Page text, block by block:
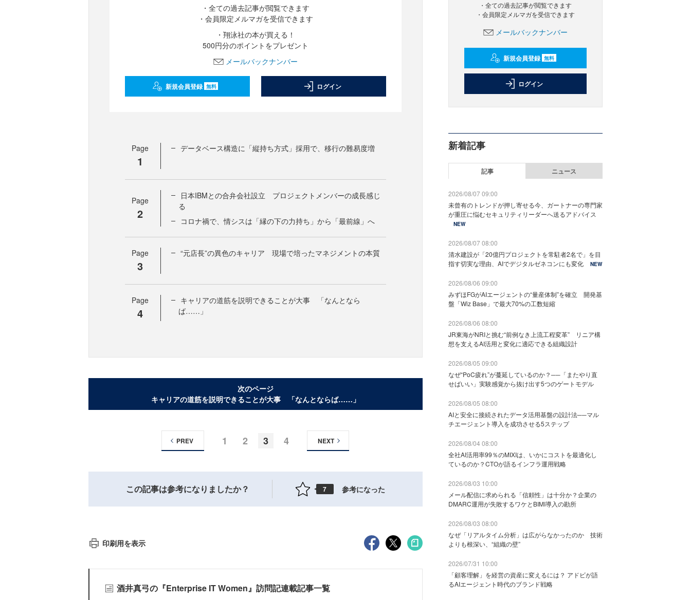
・全ての過去記事が閲覧できます
・会員限定メルマガを受信できます
・翔泳社の本が買える！
500円分のポイントをプレゼント
メールバックナンバー
新規会員登録 無料 ログイン
Page
1
データベース構造に「縦持ち方式」採用で、移行の難易度増
Page
2
日本IBMとの合弁会社設立 プロジェクトメンバーの成長感じ
る
コロナ禍で、情シスは「縁の下の力持ち」から「最前線」へ
Page
3
“元店長”の異色のキャリア 現場で培ったマネジメントの本質
Page
4
キャリアの道筋を説明できることが大事 「なんとなら
ば……」
次のページ
キャリアの道筋を説明できることが大事 「なんとならば……」
1 2 3 4
PREV NEXT
この記事は参考になりましたか？ 7 参考になった
印刷用を表示
酒井真弓の『Enterprise IT Women』訪問記連載記事一覧
・全ての過去記事が閲覧できます
・会員限定メルマガを受信できます
メールバックナンバー
新規会員登録 無料
ログイン
新着記事
記事 ニュース
2026/08/07 09:00
未曾有のトレンドが押し寄せる今、ガートナーの専門家
が重圧に悩むセキュリティリーダーへ送るアドバイス
NEW
2026/08/07 08:00
清水建設が「20億円プロジェクトを常駐者2名で」を目
指す切実な理由、AIでデジタルゼネコンにも変化
NEW
2026/08/06 09:00
みずほFGがAIエージェントの“量産体制”を確立 開発基
盤「Wiz Base」で最大70%の工数短縮
2026/08/06 08:00
JR東海がNRIと挑む“前例なき上流工程変革” リニア構
想を支えるAI活用と変化に適応できる組織設計
2026/08/05 09:00
なぜ“PoC疲れ”が蔓延しているのか？──「またやり直
せばいい」実験感覚から抜け出す5つのゲートモデル
2026/08/05 08:00
AIと安全に接続されたデータ活用基盤の設計法──マル
チエージェント導入を成功させる5ステップ
2026/08/04 08:00
全社AI活用率99％のMIXIは、いかにコストを最適化し
ているのか？CTOが語るインフラ運用戦略
2026/08/03 10:00
メール配信に求められる「信頼性」は十分か？企業の
DMARC運用が失敗するワケとBIMI導入の勘所
2026/08/03 08:00
なぜ「リアルタイム分析」は広がらなかったのか 技術
よりも根深い、“組織の壁”
2026/07/31 10:00
「顧客理解」を経営の資産に変えるには？ アドビが語
るAIエージェント時代のブランド戦略